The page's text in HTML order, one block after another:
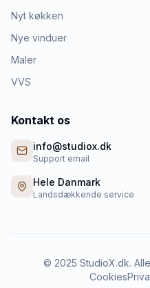
Nyt køkken
Nye vinduer
Maler
VVS
Kontakt os
info@studiox.dk
Support email
Hele Danmark
Landsdækkende service
© 2025 StudioX.dk.
Cookies